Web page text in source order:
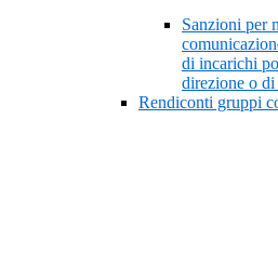
Sanzioni per
di incarichi
direzione o
Rendiconti gruppi